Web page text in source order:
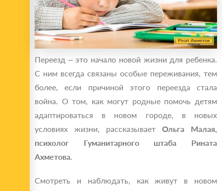
Переезд – это начало новой жизни для ребенка.
С ним всегда связаны особые переживания, тем
более, если причиной этого переезда стала
война. О том, как могут родные помочь детям
адаптироваться в новом городе, в новых
условиях жизни, рассказывает Ольга Малая,
психолог Гуманитарного штаба Рината
Ахметова.
Смотреть и наблюдать, как живут в новом